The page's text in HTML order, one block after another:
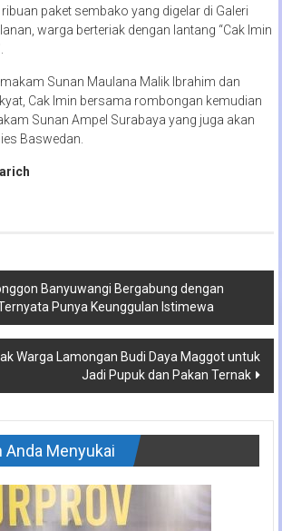
paket sembako yang digelar di Galeri
warga berteriak dengan lantang “Cak Imin
Sunan Maulana Malik Ibrahim dan
Cak Imin bersama rombongan kemudian
Sunan Ampel Surabaya yang juga akan
Baswedan.
Banyuwangi Bergabung dengan
Punya Keunggulan Istimewa
Warga Lamongan Budi Daya Maggot untuk
Jadi Pupuk dan Pakan Ternak
Anda Menyukai